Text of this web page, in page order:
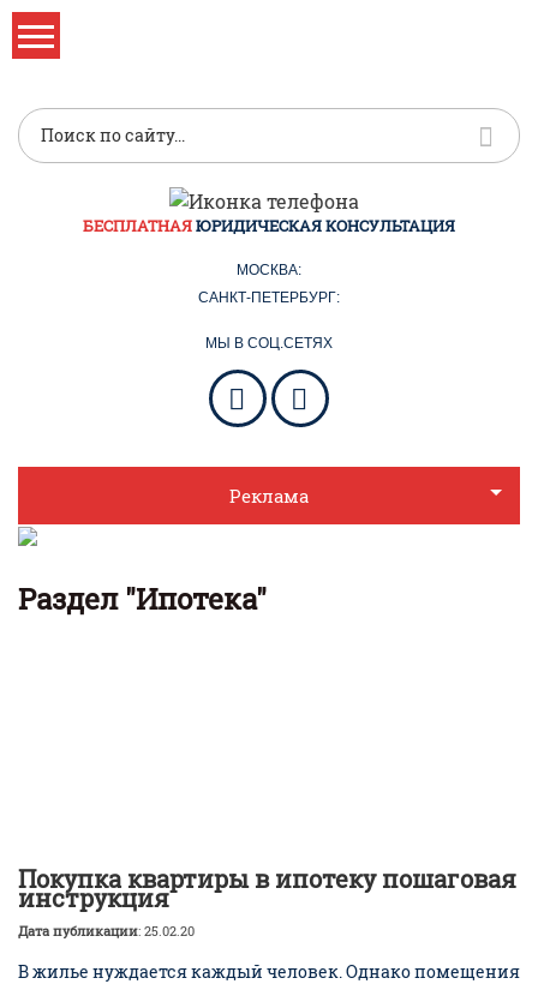
БЕСПЛАТНАЯЮРИДИЧЕСКАЯ КОНСУЛЬТАЦИЯ
МОСКВА:
САНКТ-ПЕТЕРБУРГ:
МЫ В СОЦ.СЕТЯХ
Реклама
Раздел "Ипотека"
Покупка квартиры в ипотеку пошаговая
инструкция
Дата публикации: 25.02.20
В жилье нуждается каждый человек. Однако помещения